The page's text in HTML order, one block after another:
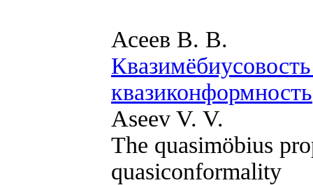
Асеев В. В.
квазиконформность
Aseev V. V.
The quasimöbius
quasiconformality